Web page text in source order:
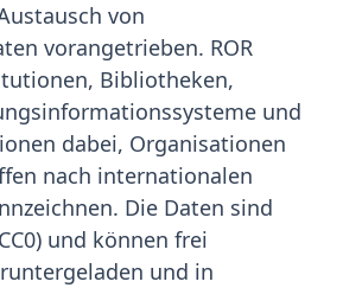
von
vorangetrieben. ROR
Bibliotheken,
und
dabei, Organisationen
nach internationalen
Die Daten sind
und können frei
und in